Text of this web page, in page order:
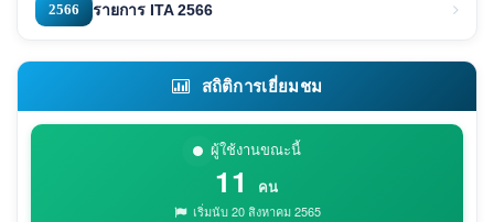
2566 รายการ ITA 2566
สถิติการเยี่ยมชม
ผู้ใช้งานขณะนี้
11 คน
เริ่มนับ 20 สิงหาคม 2565